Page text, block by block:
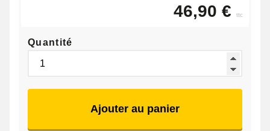
46,90 € ttc
Quantité
Ajouter au panier